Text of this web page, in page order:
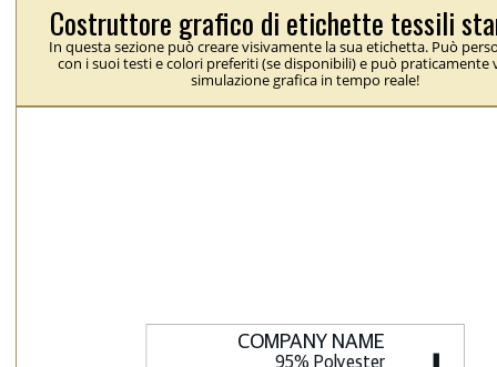
Costruttore grafico di etichette tessili
In questa sezione può creare visivamente la sua etichetta. Può
con i suoi testi e colori preferiti (se disponibili) e può praticamente
simulazione grafica in tempo reale!